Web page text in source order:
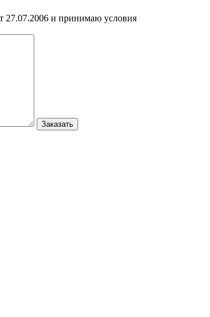
27.07.2006 и принимаю условия